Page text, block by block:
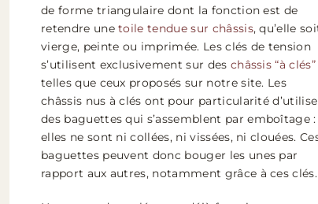
de forme triangulaire dont la fonction est de
retendre unetoile tendue sur châssis, qu’elle
vierge, peinte ou imprimée. Les clés de tension
s’utilisent exclusivement sur des châssis “à clés”
telles que ceux proposés sur notre site. Les
châssis nus à clés ont pour particularité
des baguettes qui s’assemblent par emboîtage :
elles ne sont ni collées, ni vissées, ni clouées.
baguettes peuvent donc bouger les unes par
rapport aux autres, notamment grâce à ces clés.